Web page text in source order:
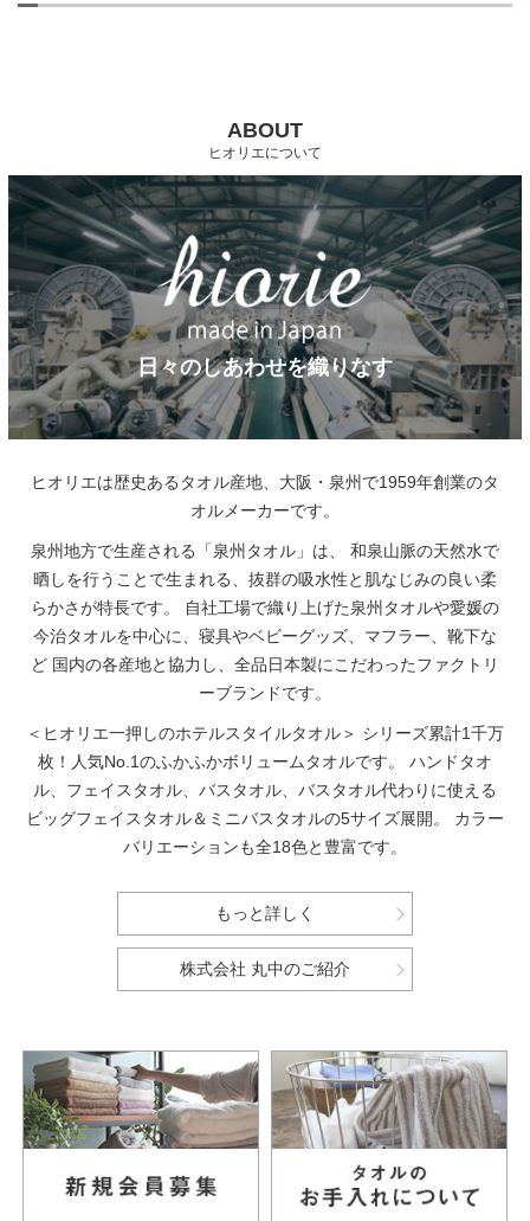
ABOUT
ヒオリエについて
日々のしあわせを織りなす
ヒオリエは歴史あるタオル産地、大阪・泉州で1959年創業のタ
オルメーカーです。
泉州地方で生産される「泉州タオル」は、
和泉山脈の天然水で
晒しを行うことで生まれる、抜群の吸水性と肌なじみの良い柔
らかさが特長です。
自社工場で織り上げた泉州タオルや愛媛の
今治タオルを中心に、寝具やベビーグッズ、マフラー、靴下な
ど 国内の各産地と協力し、全品日本製にこだわったファクトリ
ーブランドです。
＜ヒオリエ一押しのホテルスタイルタオル＞ シリーズ累計1千万
枚！人気No.1のふかふかボリュームタオルです。
ハンドタオ
ル、フェイスタオル、バスタオル、バスタオル代わりに使える
ビッグフェイスタオル＆ミニバスタオルの5サイズ展開。
カラー
バリエーションも全18色と豊富です。
もっと詳しく
株式会社 丸中のご紹介